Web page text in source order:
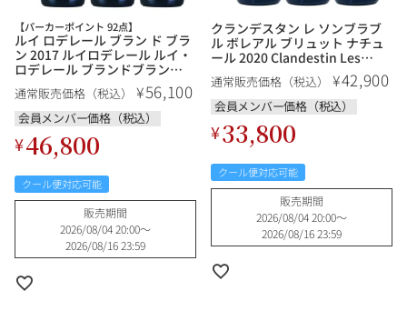
【パーカーポイント 92点】
ルイ ロデレール ブラン ド ブラ
ン 2017 ルイロデレール ルイ・
ロデレール ブランドブラン
Louis Roederer Blanc de
Blancs フランス シャンパン シ
ャンパーニュ
通常販売価格（税込） ¥56,100
会員メンバー価格（税込）
¥46,800
クール便対応可能
販売期間
2026/08/04 20:00〜
2026/08/16 23:59
クランデスタン レ ソンブラブ
ル ボレアル ブリュット ナチュ
ール 2020 Clandestin Les
Semblables Boreal Brut
Nature フランス シャンパン シ
ャンパーニュ
通常販売価格（税込） ¥42,900
会員メンバー価格（税込）
¥33,800
クール便対応可能
販売期間
2026/08/04 20:00〜
2026/08/16 23:59